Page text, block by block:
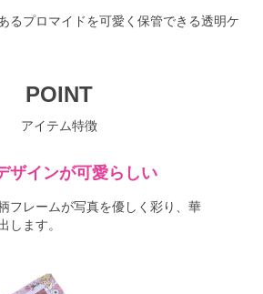
るプロマイドを可愛く保管できる透明ケ
POINT
アイテム特徴
ザインが可愛らしい
フレームが写真を優しく彩り、華
します。